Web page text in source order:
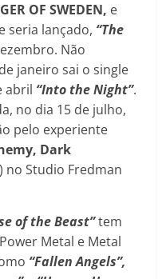
OF SWEDEN, e
seria lançado, “The
Não
janeiro sai o single
abril “Into the Night”.
no dia 15 de julho,
pelo experiente
Dark
) no Studio Fredman
of the Beast”tem
Metal e Metal
“Fallen Angels”,